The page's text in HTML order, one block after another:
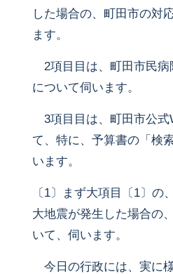
した場合の、町田市の対
ます。
2項目目は、町田市民病
について伺います。
3項目目は、町田市公式
て、特に、予算書の「検
います。
〔1〕まず大項目〔1〕の
大地震が発生した場合の
いて、伺います。
今日の行政には、実に